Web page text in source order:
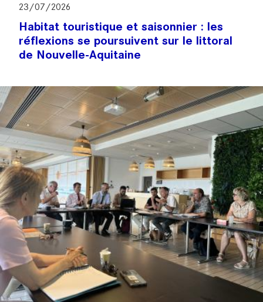
23/07/2026
Habitat touristique et saisonnier : les
réflexions se poursuivent sur le littoral
de Nouvelle-Aquitaine